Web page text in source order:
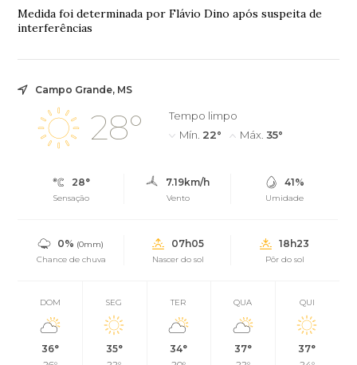
Medida foi determinada por Flávio Dino após suspeita de
interferências
Campo Grande, MS
28°
Tempo limpo
Mín. 22° Máx. 35°
28°
Sensação
7.19km/h
Vento
41%
Umidade
0% (0mm)
Chance de chuva
07h05
Nascer do sol
18h23
Pôr do sol
DOM
36°
SEG
35°
TER
34°
QUA
37°
QUI
37°